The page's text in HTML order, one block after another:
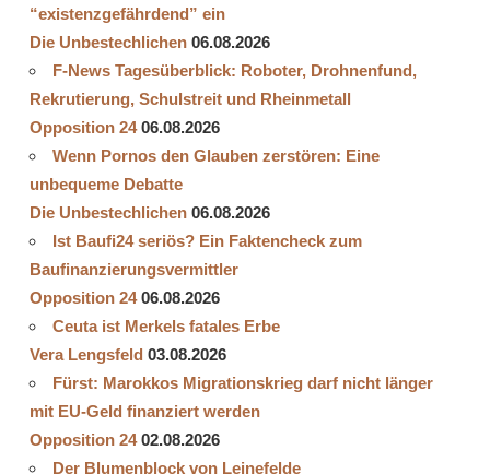
“existenzgefährdend” ein
Die Unbestechlichen 06.08.2026
F-News Tagesüberblick: Roboter, Drohnenfund,
Rekrutierung, Schulstreit und Rheinmetall
Opposition 24 06.08.2026
Wenn Pornos den Glauben zerstören: Eine
unbequeme Debatte
Die Unbestechlichen 06.08.2026
Ist Baufi24 seriös? Ein Faktencheck zum
Baufinanzierungsvermittler
Opposition 24 06.08.2026
Ceuta ist Merkels fatales Erbe
Vera Lengsfeld 03.08.2026
Fürst: Marokkos Migrationskrieg darf nicht länger
mit EU-Geld finanziert werden
Opposition 24 02.08.2026
Der Blumenblock von Leinefelde